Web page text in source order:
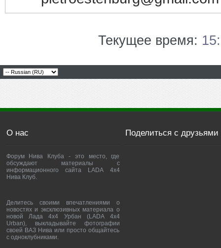
Текущее время:
О нас
Форум Нива Клуба - это место, где
обсуждают материалы с
информационного сайта LADA 4x4
Нива Клуб.
Делитесь своими впечатлениями о
новостях и эксклюзивных материала о
новой Лада 4х4 Урбан (LADA 4x4
Urban), выкладывайте фотографии
своей ВАЗ Нива или просто общайтесь
с одноклубниками.
Поделиться с друзьями